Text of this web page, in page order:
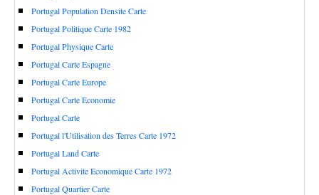
Portugal Population Densite Carte
Portugal Politique Carte 1982
Portugal Physique Carte
Portugal Carte Espagne
Portugal Carte Europe
Portugal Carte Economie
Portugal Carte
Portugal l'Utilisation des Terres Carte 1972
Portugal Land Carte
Portugal Activite Economique Carte 1972
Portugal Quartier Carte